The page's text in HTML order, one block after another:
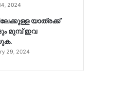
2024
യാത്രക്ക്
മുമ്പ് ഇവ
29, 2024